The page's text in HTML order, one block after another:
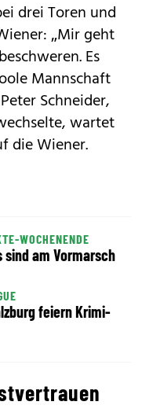
drei Toren und
„Mir geht
Es
Mannschaft
Schneider,
wartet
die Wiener.
WOCHENENDE
sind am Vormarsch
feiern Krimi-